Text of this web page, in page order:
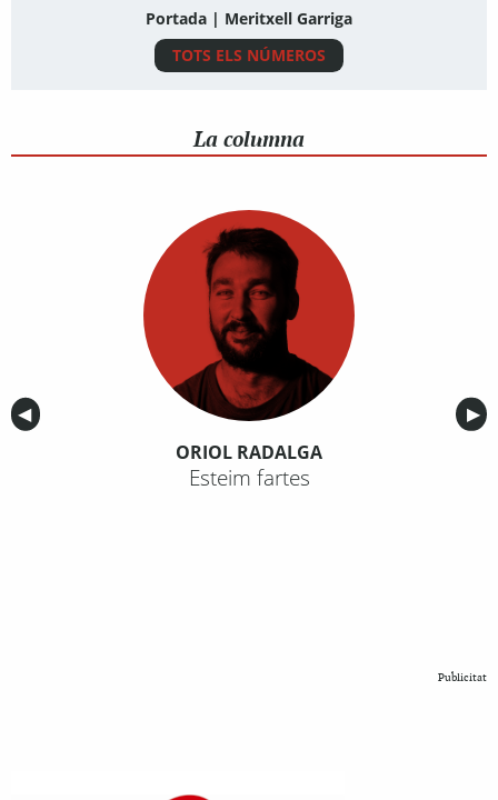
Portada | Meritxell Garriga
TOTS ELS NÚMEROS
La columna
Anterior
◀︎ ▶︎
ORIOL RADALGA
Esteim fartes
Publicitat